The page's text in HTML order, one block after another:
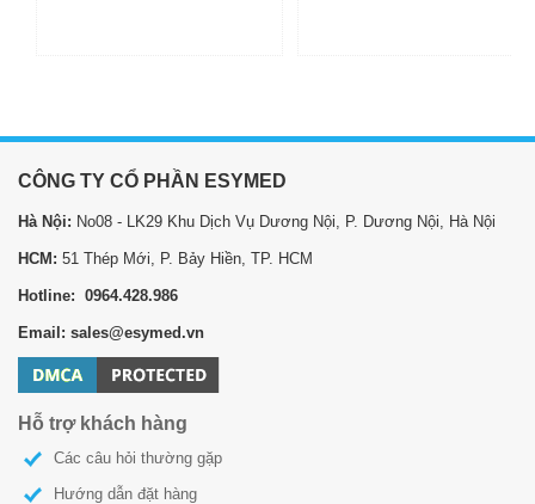
CÔNG TY CỔ PHẦN ESYMED
Hà Nội: No08 - LK29 Khu Dịch Vụ Dương Nội, P. Dương Nội, Hà Nội
HCM: 51 Thép Mới, P. Bảy Hiền, TP. HCM
Hotline: 0964.428.986
Email: sales@esymed.vn
Hỗ trợ khách hàng
Các câu hỏi thường gặp
Hướng dẫn đặt hàng